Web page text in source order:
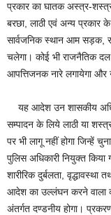
प्रकार का घातक अस्त्र-
बरछा, लाठी एवं अन्य प्रकार
सार्वजनिक स्थान आम सड़क,
चलेगा। कोई भी राजनैतिक
आपत्तिजनक नारे लगायेगा और
यह आदेश उन शासकीय
सम्पादन के लिये लाठी या
पर भी लागू नहीं होगा जिन्हें
पुलिस अधिकारी नियुक्त किया
शारीरिक दुर्बलता,
आदेश का उल्लंघन करने वाला
अंतर्गत दण्डनीय होगा।